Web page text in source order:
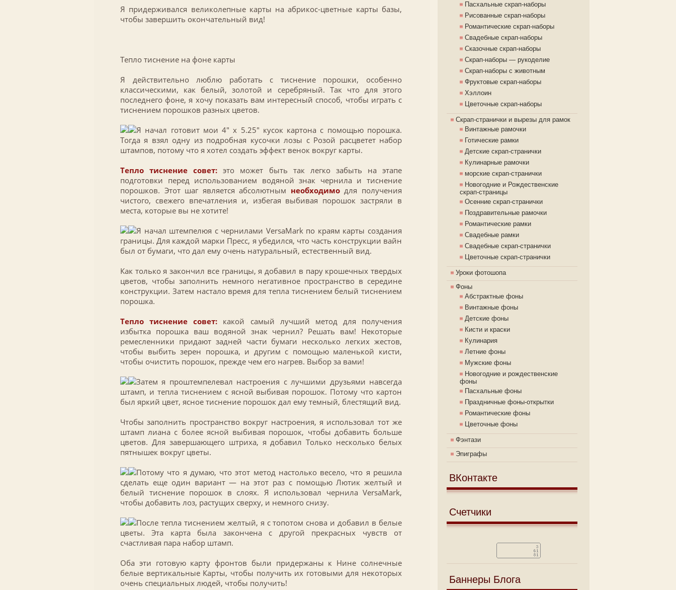
Я придерживался великолепные карты на абрикос-цветные карты базы,
чтобы завершить окончательный вид!
Тепло тиснение на фоне карты
Я действительно люблю работать с тиснение порошки, особенно
классическими, как белый, золотой и серебряный. Так что для этого
последнего фоне, я хочу показать вам интересный способ, чтобы играть с
тиснением порошков разных цветов.
Я начал готовит мои 4″ х 5.25″ кусок картона с помощью порошка.
Тогда я взял одну из подробная кусочки лозы с Розой расцветет набор
штампов, потому что я хотел создать эффект венок вокруг карты.
Тепло тиснение совет: это может быть так легко забыть на этапе
подготовки перед использованием водяной знак чернила и тиснение
порошков. Этот шаг является абсолютным необходимодля получения
чистого, свежего впечатления и, избегая выбивая порошок застряли в
места, которые вы не хотите!
Я начал штемпелюя с чернилами VersaMark по краям карты создания
границы. Для каждой марки Пресс, я убедился, что часть конструкции вайн
был от бумаги, что дал ему очень натуральный, естественный вид.
Как только я закончил все границы, я добавил в пару крошечных твердых
цветов, чтобы заполнить немного негативное пространство в середине
конструкции. Затем настало время для тепла тиснением белый тиснением
порошка.
Тепло тиснение совет: какой самый лучший метод для получения
избытка порошка ваш водяной знак чернил? Решать вам! Некоторые
ремесленники придают задней части бумаги несколько легких жестов,
чтобы выбить зерен порошка, и другим с помощью маленькой кисти,
чтобы очистить порошок, прежде чем его нагрев. Выбор за вами!
Затем я проштемпелевал настроения с лучшими друзьями навсегда
штамп, и тепла тиснением с ясной выбивая порошок. Потому что картон
был яркий цвет, ясное тиснение порошок дал ему темный, блестящий вид.
Чтобы заполнить пространство вокруг настроения, я использовал тот же
штамп лиана с более ясной выбивая порошок, чтобы добавить больше
цветов. Для завершающего штриха, я добавил Только несколько белых
пятнышек вокруг цветы.
Потому что я думаю, что этот метод настолько весело, что я решила
сделать еще один вариант — на этот раз с помощью Лютик желтый и
белый тиснение порошок в слоях. Я использовал чернила VersaMark,
чтобы добавить лоз, растущих сверху, и немного снизу.
После тепла тиснением желтый, я с топотом снова и добавил в белые
цветы. Эта карта была закончена с другой прекрасных чувств от
счастливая пара набор штамп.
Оба эти готовую карту фронтов были придержаны к Нине солнечные
белые вертикальные Карты, чтобы получить их готовыми для некоторых
очень специальных людей, чтобы получить!
Пасхальные скрап-наборы
Рисованные скрап-наборы
Романтические скрап-наборы
Свадебные скрап-наборы
Сказочные скрап-наборы
Скрап-наборы — рукоделие
Скрап-наборы с животным
Фруктовые скрап-наборы
Хэллоин
Цветочные скрап-наборы
Скрап-странички и вырезы для рамок
Винтажные рамочки
Готические рамки
Детские скрап-странички
Кулинарные рамочки
морские скрап-странички
Новогодние и Рождественские
скрап-страницы
Осенние скрап-странички
Поздравительные рамочки
Романтические рамки
Свадебные рамки
Свадебные скрап-странички
Цветочные скрап-странички
Уроки фотошопа
Фоны
Абстрактные фоны
Винтажные фоны
Детские фоны
Кисти и краски
Кулинария
Летние фоны
Мужские фоны
Новогодние и рождественские
фоны
Пасхальные фоны
Праздничные фоны-открытки
Романтические фоны
Цветочные фоны
Фэнтази
Эпиграфы
ВКонтакте
Счетчики
Баннеры Блога